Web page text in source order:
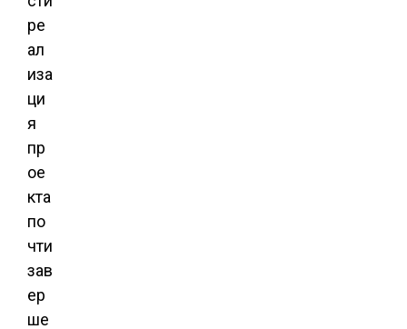
ре
ал
иза
ци
я
пр
ое
кта
по
чти
зав
ер
ше